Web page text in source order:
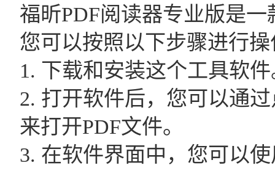
福昕PDF阅读器专业版是
您可以按照以下步骤进行
1. 下载和安装这个工具软
2. 打开软件后，您可以通
来打开PDF文件。
3. 在软件界面中，您可以